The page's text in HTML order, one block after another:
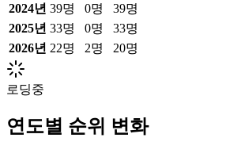
2024년 39명 0명 39명
2025년 33명 0명 33명
2026년 22명 2명 20명
로딩중
연도별 순위 변화